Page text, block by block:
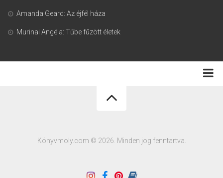
Amanda Geard: Az éjfél háza
Murinai Angéla: Tűbe fűzött életek
Könyvmoly.com © 2026. Minden jog fenntartva.